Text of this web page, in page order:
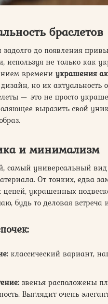
браслетов
задолго до появления
используя не только как
времени украшения
но их актуальность
— это не просто
выразить свой
и минимализм
самый универсальный
От тонких, едва
украшенных
будь то деловая
классический вариант,
звенья расположены
Выглядит очень